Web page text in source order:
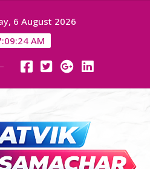
6 August 2026
AM